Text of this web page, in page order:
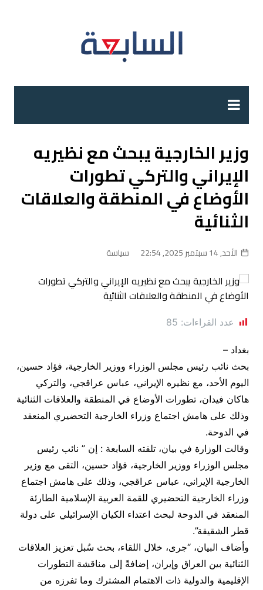
وزير الخارجية يبحث مع نظيريه
الإيراني والتركي تطورات
الأوضاع في المنطقة والعلاقات
الثنائية
الأحد, 14 سبتمبر 2025, 22:54 سياسة
عدد القراءات: 85
بغداد –
بحث نائب رئيس مجلس الوزراء ووزير الخارجية، فؤاد حسين،
اليوم الأحد، مع نظيره الإيراني، عباس عراقجي، والتركي
هاكان فيدان، تطورات الأوضاع في المنطقة والعلاقات الثنائية
وذلك على هامش اجتماع وزراء الخارجية التحضيري المنعقد
في الدوحة.
وقالت الوزارة في بيان، تلقته السابعة : إن ” نائب رئيس
مجلس الوزراء ووزير الخارجية، فؤاد حسين، التقى مع وزير
الخارجية الإيراني، عباس عراقجي، وذلك على هامش اجتماع
وزراء الخارجية التحضيري للقمة العربية الإسلامية الطارئة
المنعقد في الدوحة لبحث اعتداء الكيان الإسرائيلي على دولة
قطر الشقيقة”.
وأضاف البيان، “جرى، خلال اللقاء، بحث سُبل تعزيز العلاقات
الثنائية بين العراق وإيران، إضافةً إلى مناقشة التطورات
الإقليمية والدولية ذات الاهتمام المشترك وما تفرزه من